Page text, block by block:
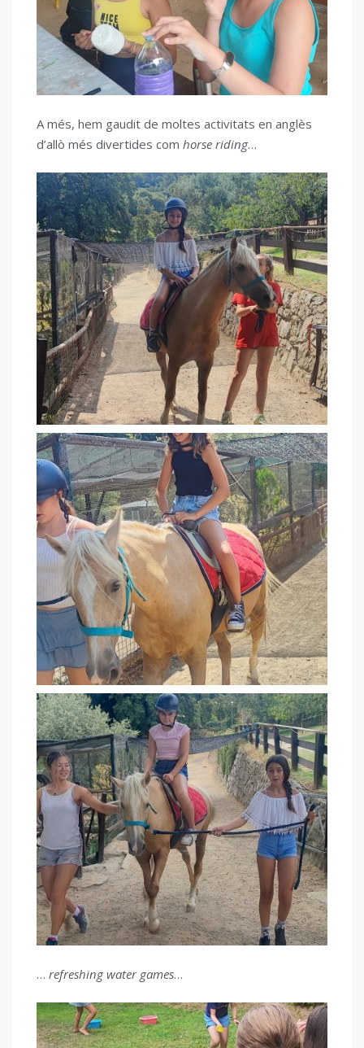
A més, hem gaudit de moltes activitats en anglès
d’allò més divertides com horse riding…
… refreshing water games…